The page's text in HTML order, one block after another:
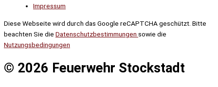
Impressum
Diese Webseite wird durch das Google reCAPTCHA geschützt. Bitte
beachten Sie die Datenschutzbestimmungen sowie die
Nutzungsbedingungen
© 2026 Feuerwehr Stockstadt